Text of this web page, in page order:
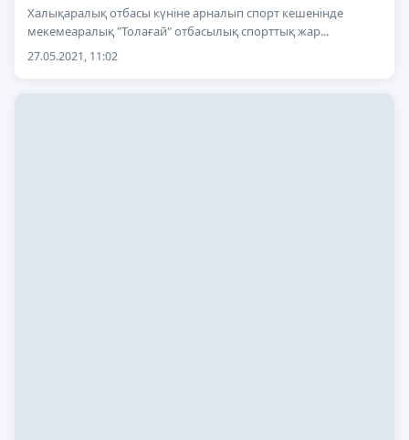
Халықаралық отбасы күніне арналып спорт кешенінде
мекемеаралық "Толағай" отбасылық спорттық жар...
27.05.2021, 11:02